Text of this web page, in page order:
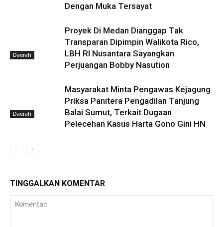
Dengan Muka Tersayat
Daerah
Proyek Di Medan Dianggap Tak
Transparan Dipimpin Walikota Rico,
LBH RI Nusantara Sayangkan
Perjuangan Bobby Nasution
Daerah
Masyarakat Minta Pengawas Kejagung
Priksa Panitera Pengadilan Tanjung
Balai Sumut, Terkait Dugaan
Pelecehan Kasus Harta Gono Gini HN
TINGGALKAN KOMENTAR